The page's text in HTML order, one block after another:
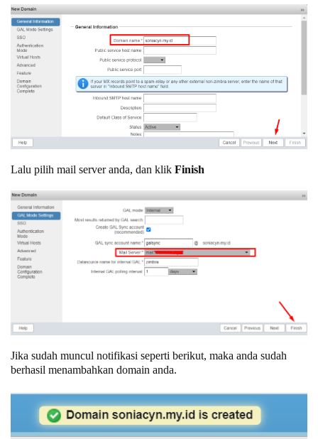
Lalu pilih mail server anda, dan klik Finish
Jika sudah muncul notifikasi seperti berikut, maka anda sudah
berhasil menambahkan domain anda.